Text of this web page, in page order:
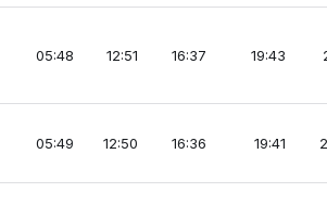
05:48 12:51 16:37 19:43
05:49 12:50 16:36 19:41